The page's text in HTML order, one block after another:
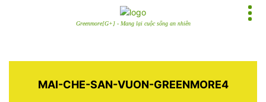
Greenmore[G+] - Mang lại cuộc sống an nhiên
MAI-CHE-SAN-VUON-GREENMORE4